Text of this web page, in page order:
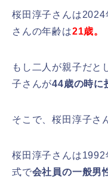
桜田淳子さんは2024
さんの年齢は21歳。
もし二人が親子だと
子さんが44歳の時に
そこで、桜田淳子さ
桜田淳子さんは
式で会社員の一般男